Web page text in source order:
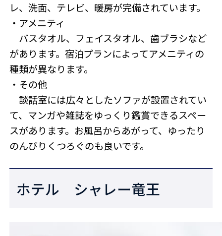
レ、洗面、テレビ、暖房が完備されています。
・アメニティ
バスタオル、フェイスタオル、歯ブラシなど
があります。宿泊プランによってアメニティの
種類が異なります。
・その他
談話室には広々としたソファが設置されてい
て、マンガや雑誌をゆっくり鑑賞できるスペー
スがあります。お風呂からあがって、ゆったり
のんびりくつろぐのも良いです。
ホテル シャレー竜王